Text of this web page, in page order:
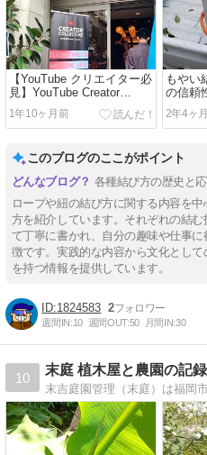
【YouTube クリエイター必
見】YouTube Creator
Collective体験レポート！ト
ップクリエイターから学ぶ
動画収益化の秘訣【Gemini
1年10ヶ月前
もやい
の信頼
強固な
2年4ヶ
このブログのここがポイント
各種結び方の歴史と
ロープや紐の結び方に関する内容を
方を紹介しています。それぞれの結
て丁寧に書かれ、自分の趣味や仕事
徴です。実践的な内容から文化とし
を持つ情報を提供しています。
1824583 2
週間IN:10 週間OUT:50 月間IN:30
10
末庭 植木屋と農園の記録